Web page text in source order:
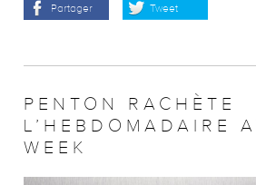
Partager Tweet
PENTON RACHÈTE
L’HEBDOMADAIRE
WEEK